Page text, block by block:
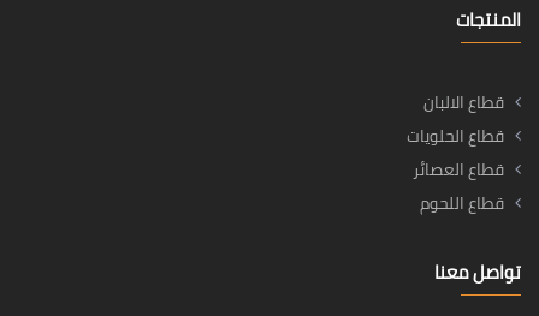
المنتجات
قطاع الالبان
قطاع الحلويات
قطاع العصائر
قطاع اللحوم
تواصل معنا